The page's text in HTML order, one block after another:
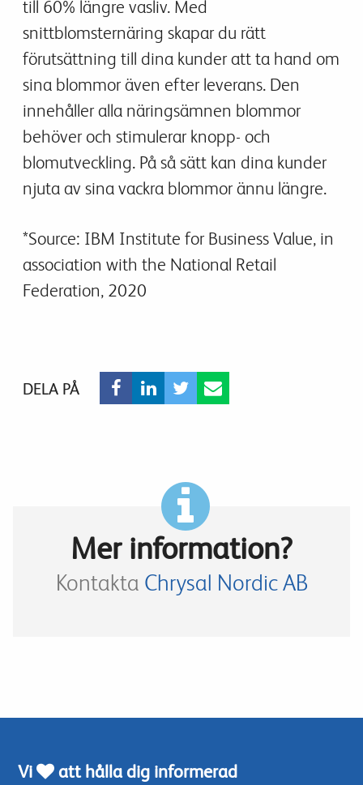
till 60% längre vasliv. Med
snittblomsternäring skapar du rätt
förutsättning till dina kunder att ta hand om
sina blommor även efter leverans. Den
innehåller alla näringsämnen blommor
behöver och stimulerar knopp- och
blomutveckling. På så sätt kan dina kunder
njuta av sina vackra blommor ännu längre.
*Source: IBM Institute for Business Value, in
association with the National Retail
Federation, 2020
DELA PÅ
Mer information?
Kontakta Chrysal Nordic AB
Vi att hålla dig informerad